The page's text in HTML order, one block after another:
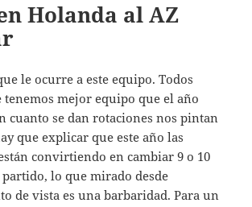
Holanda al AZ
le ocurre a este equipo. Todos
tenemos mejor equipo que el año
cuanto se dan rotaciones nos pintan
que explicar que este año las
convirtiendo en cambiar 9 o 10
lo que mirado desde
de vista es una barbaridad. Para un